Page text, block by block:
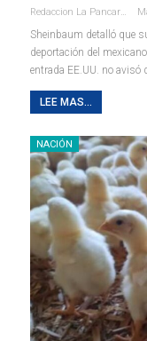
Sheinbaum detalló que
deportación del
entrada EE.UU. no avisó
LEE MAS...
NACIÓN